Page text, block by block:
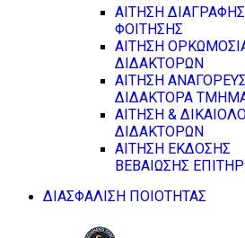
ΑΙΤΗΣΗ ΔΙΑΓΡΑΦΗΣ
ΦΟΙΤΗΣΗΣ
ΑΙΤΗΣΗ
ΔΙΔΑΚΤΟΡΩΝ
ΑΙΤΗΣΗ
ΔΙΔΑΚΤΟΡΑ
ΑΙΤΗΣΗ &
ΔΙΔΑΚΤΟΡΩΝ
ΑΙΤΗΣΗ ΕΚΔΟΣΗΣ
ΒΕΒΑΙΩΣΗΣ
ΔΙΑΣΦΑΛΙΣΗ ΠΟΙΟΤΗΤΑΣ